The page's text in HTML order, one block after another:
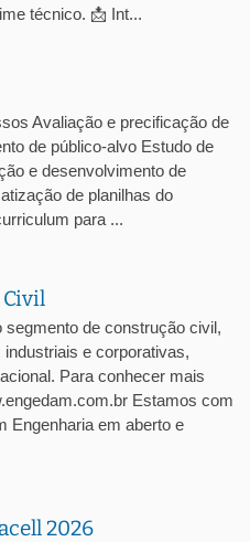
técnico. 📩 Int...
Avaliação e precificação de
de público-alvo Estudo de
e desenvolvimento de
de planilhas do
para ...
segmento de construção civil,
e corporativas,
Para conhecer mais
Estamos com
Engenharia em aberto e
2026